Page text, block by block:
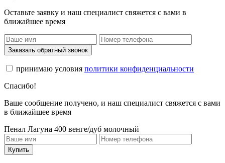
Оставьте заявку и наш специалист свяжется с вами в
ближайшее время
Заказать обратный звонок
принимаю условия политики конфиденциальности
Спасибо!
Ваше сообщение получено, и наш специалист свяжется с вами
в ближайшее время
Пенал Лагуна 400 венге/дуб молочный
Купить